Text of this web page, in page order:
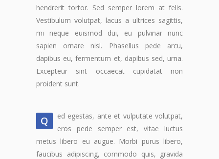
hendrerit tortor. Sed semper lorem at felis.
Vestibulum volutpat, lacus a ultrices sagittis,
mi neque euismod dui, eu pulvinar nunc
sapien ornare nisl. Phasellus pede arcu,
dapibus eu, fermentum et, dapibus sed, urna.
Excepteur sint occaecat cupidatat non
proident sunt.
Q
ed egestas, ante et vulputate volutpat,
eros pede semper est, vitae luctus
metus libero eu augue. Morbi purus libero,
faucibus adipiscing, commodo quis, gravida